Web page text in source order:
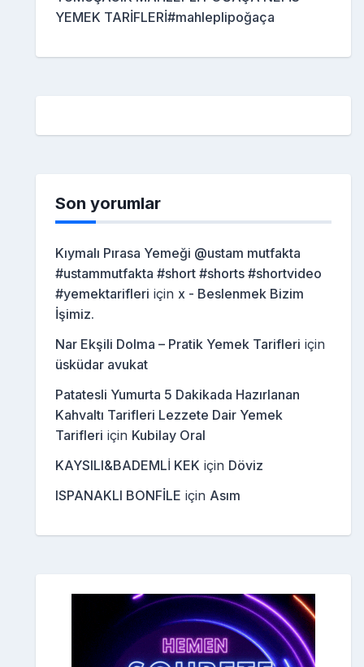
YEMEK TARİFLERİ#mahleplipoğaça
Son yorumlar
Kıymalı Pırasa Yemeği @ustam mutfakta
#ustammutfakta #short #shorts #shortvideo
#yemektarifleri için x - Beslenmek Bizim
İşimiz.
Nar Ekşili Dolma – Pratik Yemek Tarifleri için
üsküdar avukat
Patatesli Yumurta 5 Dakikada Hazırlanan
Kahvaltı Tarifleri Lezzete Dair Yemek
Tarifleri için Kubilay Oral
KAYSILI&BADEMLİ KEK için Döviz
ISPANAKLI BONFİLE için Asım